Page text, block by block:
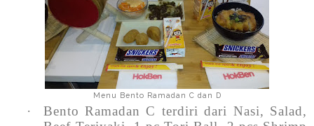
Menu Bento Ramadan C dan D
·
Bento Ramadan C terdiri dari Nasi, Salad,